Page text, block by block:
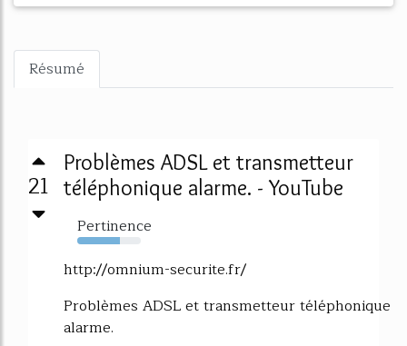
Résumé
21
Problèmes ADSL et transmetteur
téléphonique alarme. - YouTube
Pertinence
67%
http://omnium-securite.fr/
Problèmes ADSL et transmetteur téléphonique
alarme.